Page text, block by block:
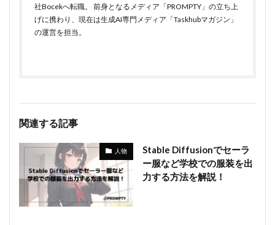
社Bocekへ転職。 前身となるメディア「PROMPTY」の立ち上
げに携わり、現在は生成AI専門メディア「Taskhubマガジン」
の運営を担当。
関連する記事
人物
Stable Diffusionでセーラ
ー服など学校での服装を出
力する方法を解説！